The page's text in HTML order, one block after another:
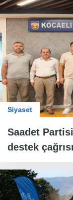
Siyaset
Saadet
destek çağrısı